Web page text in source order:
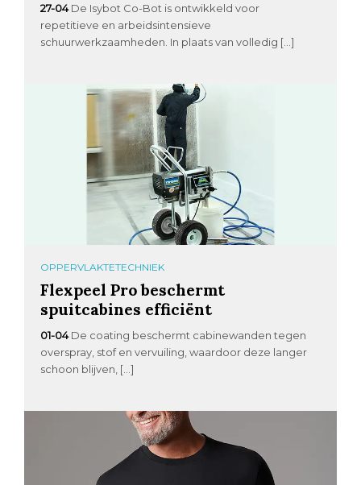
27-04 De Isybot Co-Bot is ontwikkeld voor
repetitieve en arbeidsintensieve
schuurwerkzaamheden. In plaats van volledig […]
OPPERVLAKTETECHNIEK
Flexpeel Pro beschermt
spuitcabines efficiënt
01-04 De coating beschermt cabinewanden tegen
overspray, stof en vervuiling, waardoor deze langer
schoon blijven, […]